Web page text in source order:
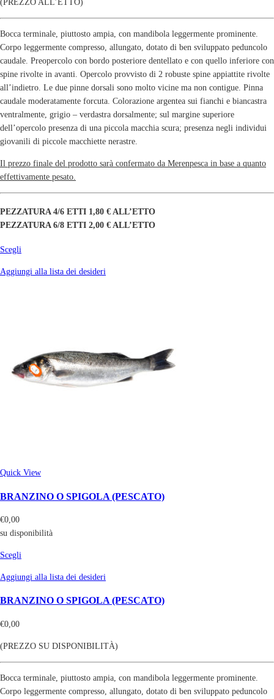
(PREZZO ALL’ETTO)
Bocca terminale, piuttosto ampia, con mandibola leggermente prominente.
Corpo leggermente compresso, allungato, dotato di ben sviluppato peduncolo
caudale. Preopercolo con bordo posteriore dentellato e con quello inferiore con
spine rivolte in avanti. Opercolo provvisto di 2 robuste spine appiattite rivolte
all’indietro. Le due pinne dorsali sono molto vicine ma non contigue. Pinna
caudale moderatamente forcuta. Colorazione argentea sui fianchi e biancastra
ventralmente, grigio – verdastra dorsalmente; sul margine superiore
dell’opercolo presenza di una piccola macchia scura; presenza negli individui
giovanili di piccole macchiette nerastre.
Il prezzo finale del prodotto sarà confermato da Merenpesca in base a quanto
effettivamente pesato.
PEZZATURA 4/6 ETTI 1,80 € ALL’ETTO
PEZZATURA 6/8 ETTI 2,00 € ALL’ETTO
Scegli
Aggiungi alla lista dei desideri
Quick View
BRANZINO O SPIGOLA (PESCATO)
€0,00
su disponibilità
Scegli
Aggiungi alla lista dei desideri
BRANZINO O SPIGOLA (PESCATO)
€0,00
(PREZZO SU DISPONIBILITÀ)
Bocca terminale, piuttosto ampia, con mandibola leggermente prominente.
Corpo leggermente compresso, allungato, dotato di ben sviluppato peduncolo